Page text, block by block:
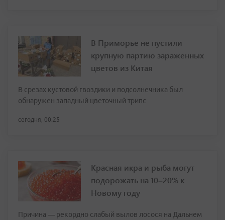
В Приморье не пустили
крупную партию зараженных
цветов из Китая
В срезах кустовой гвоздики и подсолнечника был
обнаружен западный цветочный трипс
сегодня, 00:25
Красная икра и рыба могут
подорожать на 10–20% к
Новому году
Причина — рекордно слабый вылов лосося на Дальнем